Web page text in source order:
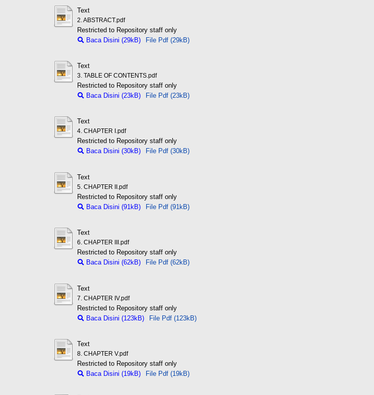
Text
2. ABSTRACT.pdf
Restricted to Repository staff only
Baca Disini (29kB)
File Pdf (29kB)
Text
3. TABLE OF CONTENTS.pdf
Restricted to Repository staff only
Baca Disini (23kB)
File Pdf (23kB)
Text
4. CHAPTER I.pdf
Restricted to Repository staff only
Baca Disini (30kB)
File Pdf (30kB)
Text
5. CHAPTER II.pdf
Restricted to Repository staff only
Baca Disini (91kB)
File Pdf (91kB)
Text
6. CHAPTER III.pdf
Restricted to Repository staff only
Baca Disini (62kB)
File Pdf (62kB)
Text
7. CHAPTER IV.pdf
Restricted to Repository staff only
Baca Disini (123kB)
File Pdf (123kB)
Text
8. CHAPTER V.pdf
Restricted to Repository staff only
Baca Disini (19kB)
File Pdf (19kB)